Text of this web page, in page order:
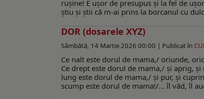
ruşine! E uşor de presupus şi la fel de
ştiu şi ştii că m-ai prins la borcanul cu
DOR (dosarele XYZ)
Sâmbătă, 14 Martie 2026 00:00 | Publicat în
Ce nalt este dorul de mama,/ oriunde,
Ce drept este dorul de mama,/ şi aprig,
lung este dorul de mama,/ şi pur, şi
scump este dorul de mama!/... îl văd, îl